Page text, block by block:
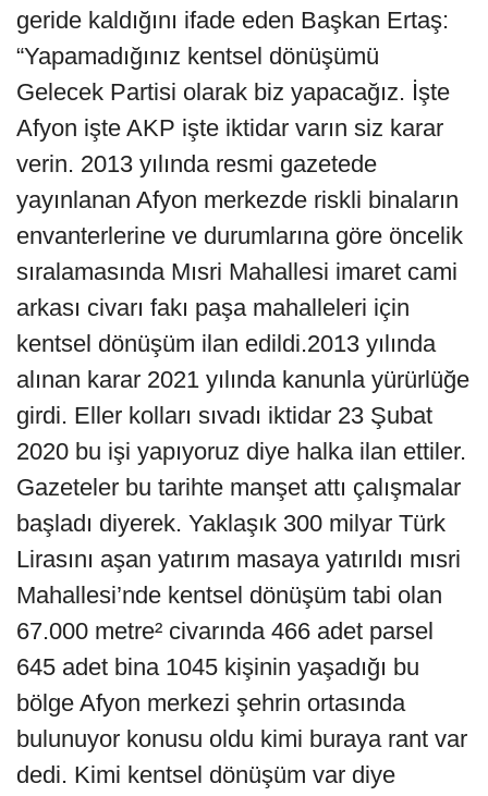
geride kaldığını ifade eden Başkan Ertaş:
“Yapamadığınız kentsel dönüşümü
Gelecek Partisi olarak biz yapacağız. İşte
Afyon işte AKP işte iktidar varın siz karar
verin. 2013 yılında resmi gazetede
yayınlanan Afyon merkezde riskli binaların
envanterlerine ve durumlarına göre öncelik
sıralamasında Mısri Mahallesi imaret cami
arkası civarı fakı paşa mahalleleri için
kentsel dönüşüm ilan edildi.2013 yılında
alınan karar 2021 yılında kanunla yürürlüğe
girdi. Eller kolları sıvadı iktidar 23 Şubat
2020 bu işi yapıyoruz diye halka ilan ettiler.
Gazeteler bu tarihte manşet attı çalışmalar
başladı diyerek. Yaklaşık 300 milyar Türk
Lirasını aşan yatırım masaya yatırıldı mısri
Mahallesi’nde kentsel dönüşüm tabi olan
67.000 metre² civarında 466 adet parsel
645 adet bina 1045 kişinin yaşadığı bu
bölge Afyon merkezi şehrin ortasında
bulunuyor konusu oldu kimi buraya rant var
dedi. Kimi kentsel dönüşüm var diye